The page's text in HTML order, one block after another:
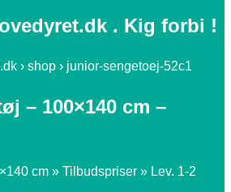
. Kig forbi !
› shop › junior-sengetoej-52c1
– 100×140 cm –
cm » Tilbudspriser » Lev. 1-2